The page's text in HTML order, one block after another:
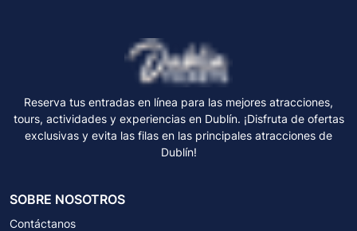
Reserva tus entradas en línea para las mejores atracciones,
tours, actividades y experiencias en Dublín. ¡Disfruta de ofertas
exclusivas y evita las filas en las principales atracciones de
Dublín!
SOBRE NOSOTROS
Contáctanos